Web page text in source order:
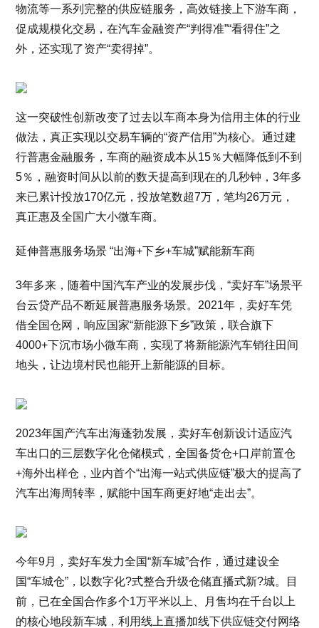
物流等一系列完整的供应链服务，高效链接上下游车商，
促成规模化交易，在汽车金融资产“判得准”“看得住”之
外，还实现了资产“卖得掉”。
这一突破性创新改变了过去以车商本身为信用主体的行业
做法，真正实现以交易车辆的“资产信用”为核心。通过建
行普惠金融服务，车商的融资成本从15％大幅降低到不到
5％，融资时间从以前的数天提高到现在的几秒钟，3年多
来已累计投放170亿元，投放笔数超7万，笔均26万元，
真正惠及全国广大小微车商。
延伸普惠服务场景 “出海+下乡+车城”赋能新车商
3年多来，随着中国汽车产业的发展步伐，“卖好车”场景平
台云贷产品不断延展普惠服务场景。2021年，卖好车凭
借全国仓网，响应国家“新能源下乡”政策，联合旗下
4000+下沉市场小微车商，实现了将新能源汽车销往田间
地头，让边境村民也能开上新能源的目标。
2023年国产汽车出海蓬勃发展，卖好车创新设计适应汽
车出口的三层数字化仓储模式，全国备货仓+口岸前置仓
+海外出样仓，业内首个“出海一站式供应链”极大的提高了
汽车出海周转率，赋能中国车商更好地“走出去”。
今年9月，卖好车发力全国“新车城”合作，通过建设全
国“车城仓”，以数字化?式整合升级仓储直播式新?城。目
前，已在全国合作多个1万平米以上、月售均在千台以上
的核心地段新车城，利用线上直播加线下供应链交付网络